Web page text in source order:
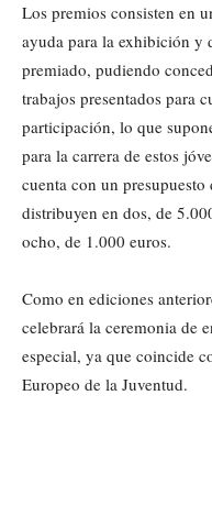
Los premios consisten en
ayuda para la exhibición y
premiado, pudiendo
trabajos presentados para
participación, lo que
para la carrera de estos
cuenta con un
distribuyen en dos, de
ocho, de 1.000 euros.
Como en ediciones
celebrará la ceremonia de
especial, ya que coincide
Europeo de la Juventud.